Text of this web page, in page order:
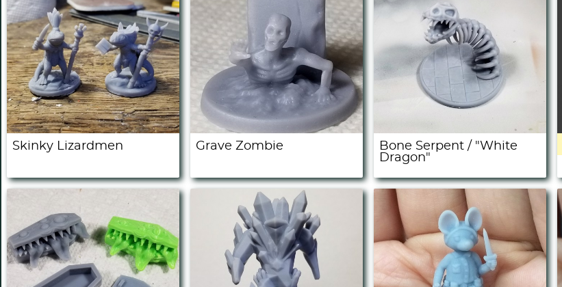
Skinky Lizardmen Grave Zombie
Bone Serpent / "White
Dragon"